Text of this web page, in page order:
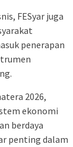
FESyar juga
penerapan
2026,
ekonomi
berdaya
penting dalam